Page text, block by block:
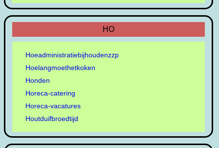
HO
Hoeadministratiebijhoudenzzp
Hoelangmoethetkoken
Honden
Horeca-catering
Horeca-vacatures
Houtduifbroedtijd